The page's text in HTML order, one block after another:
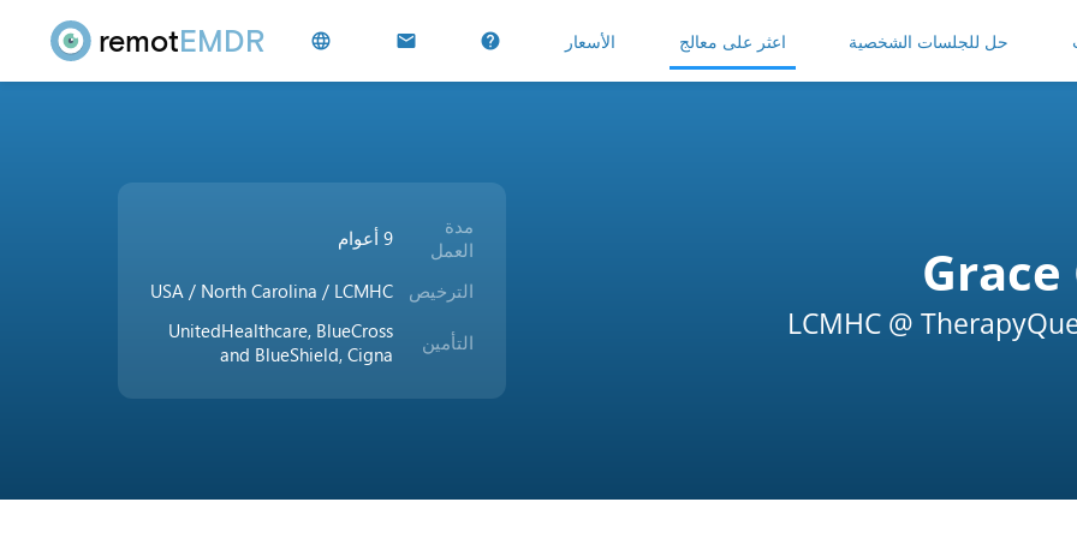
remotEMDR حل للجلسات الشخصية اعثر على معالج الأسعار help
mail
language
Grace
LCMHC @
مدة
العمل
9 أعوام
الترخيص USA / North Carolina / LCMHC
التأمين
UnitedHealthcare, BlueCross
and BlueShield, Cigna